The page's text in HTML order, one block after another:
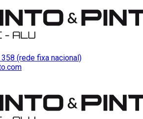
(rede fixa nacional)